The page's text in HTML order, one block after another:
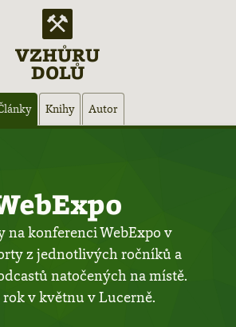
VZHŮRU
DOLŮ
Knihy Autor
na konferenci WebExpo v
z jednotlivých ročníků a
natočených na místě.
rok v květnu v Lucerně.